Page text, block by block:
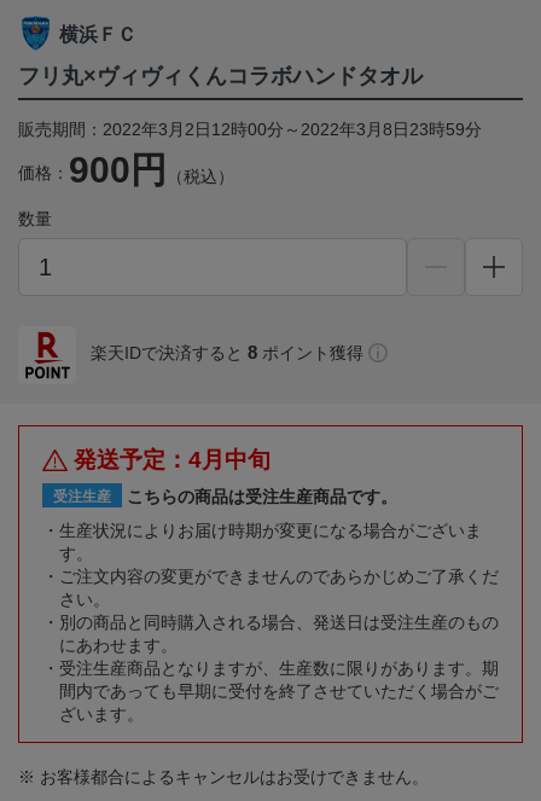
横浜ＦＣ
フリ丸×ヴィヴィくんコラボハンドタオル
販売期間：2022年3月2日12時00分～2022年3月8日23時59分
価格： 900円 （税込）
数量
楽天IDで決済すると 8 ポイント獲得
発送予定：4月中旬
受注生産
こちらの商品は受注生産商品です。
生産状況によりお届け時期が変更になる場合がございま
す。
ご注文内容の変更ができませんのであらかじめご了承くだ
さい。
別の商品と同時購入される場合、発送日は受注生産のもの
にあわせます。
受注生産商品となりますが、生産数に限りがあります。期
間内であっても早期に受付を終了させていただく場合がご
ざいます。
※ お客様都合によるキャンセルはお受けできません。